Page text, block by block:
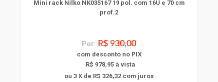
Mini rack Nilko NK035167 19 pol. com 16U e 70 cm
prof.2
Por: R$ 930,00
com desconto no PIX
R$ 978,95 à vista
ou 3 X de R$ 326,32 com juros